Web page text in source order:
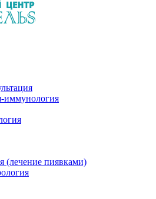
иммунология
(лечение пиявками)